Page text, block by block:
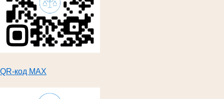
QR-код MAX